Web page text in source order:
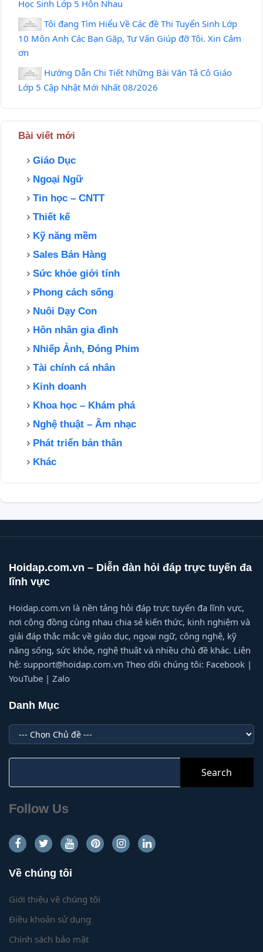
Học Sinh Lớp 5 Hôn Nhau
Tôi đang Tìm Hiểu Về Các đề Thi Tuyển Sinh Lớp
10 Môn Anh Các Bạn Gặp, Tư Vấn Giúp đỡ Tôi. Xin Cảm
ơn
Hướng Dẫn Chi Tiết Những Bài Văn Tả Cô Giáo
Lớp 5 Cập Nhật Mới Nhất 08/2026
Bài viết mới
Giáo Dục
Ngoại Ngữ
Tin học – CNTT
Thiết kế
Kỹ năng mềm
Sales Bán Hàng
Sức khỏe giới tính
Phong cách sống
Nuôi Dạy Con
Hôn nhân gia đình
Nhiếp Ảnh, Đóng Phim
Tài chính cá nhân
Kinh doanh
Khoa học – Khám phá
Nghệ thuật – Âm nhạc
Phát triển bản thân
Khác
Hoidap.com.vn – Diễn đàn hỏi đáp trực tuyến đa
lĩnh vực
Hoidap.com.vn là nền tảng hỏi đáp trực tuyến đa lĩnh vực,
nơi cộng đồng cùng nhau chia sẻ kiến thức, kinh nghiệm và
giải đáp thắc mắc về giáo dục, ngoại ngữ, công nghệ, kỹ
năng sống, sức khỏe, nghệ thuật và nhiều chủ đề khác. Liên
hệ: support@hoidap.com.vn Theo dõi chúng tôi: Facebook |
YouTube | Zalo
Danh Mục
Danh
Mục
Search
Follow Us
Về chúng tôi
Giới thiệu về chúng tôi
Điều khoản sử dụng
Chính sách bảo mật